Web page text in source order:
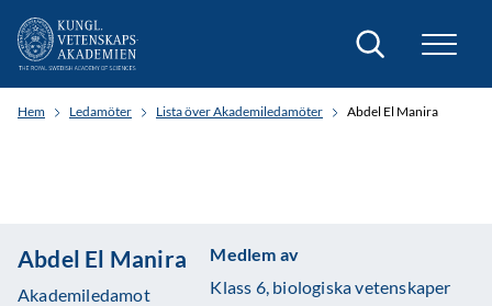
Sök
Hem Ledamöter Lista över Akademiledamöter Abdel El Manira
Abdel El Manira
Akademiledamot
Medlem av
Klass 6, biologiska vetenskaper